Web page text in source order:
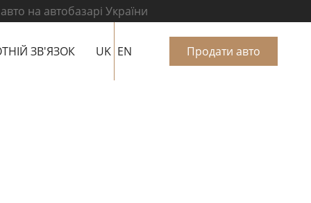
на автобазарі України
ЗВ'ЯЗОК UK EN Продати авто